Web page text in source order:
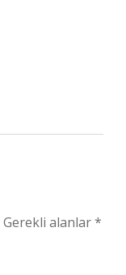
Gerekli alanlar*